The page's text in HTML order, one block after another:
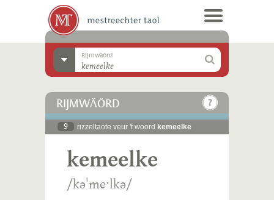
Rijmwäörd
RIJMWÄÖRD
9 rizzeltaote veur 't woord kemeelke
kemeelke
/kəˈmeˑlkə/